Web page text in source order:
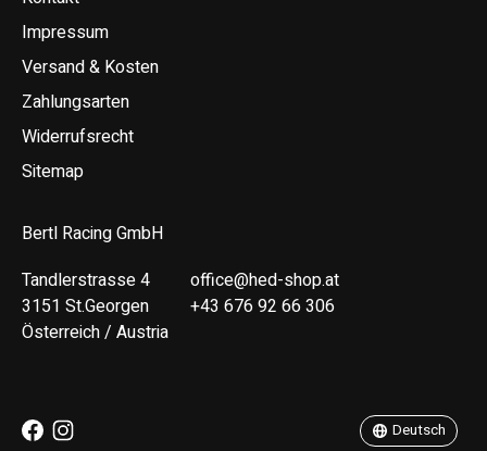
Impressum
Versand & Kosten
Zahlungsarten
Widerrufsrecht
Sitemap
Bertl Racing GmbH
Tandlerstrasse 4
3151 St.Georgen
Österreich / Austria
office@hed-shop.at
+43 676 92 66 306
Deutsch